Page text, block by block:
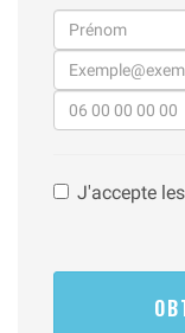
J'accepte les